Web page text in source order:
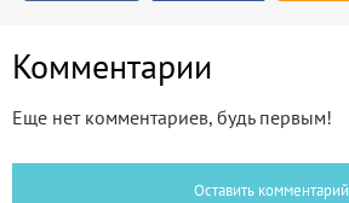
Комментарии
Еще нет комментариев, будь первым!
Оставить комментарий